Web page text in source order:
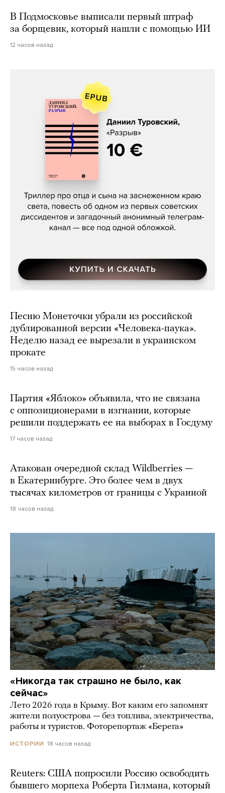
В Подмосковье выписали первый штраф
за борщевик, который нашли с помощью ИИ
12 часов назад
Даниил Туровский, «Разрыв»
Песню Монеточки убрали из российской
дублированной версии «Человека-паука».
Неделю назад ее вырезали в украинском
прокате
15 часов назад
Партия «Яблоко» объявила, что не связана
с оппозиционерами в изгнании, которые
решили поддержать ее на выборах в Госдуму
17 часов назад
Атакован очередной склад Wildberries —
в Екатеринбурге. Это более чем в двух
тысячах километров от границы с Украиной
18 часов назад
«Никогда так страшно не было, как
сейчас»
Лето 2026 года в Крыму. Вот каким его запомнят
жители полуострова — без топлива, электричества,
работы и туристов. Фоторепортаж «Берега»
ИСТОРИИ 18 часов назад
Reuters: США попросили Россию освободить
бывшего морпеха Роберта Гилмана, который